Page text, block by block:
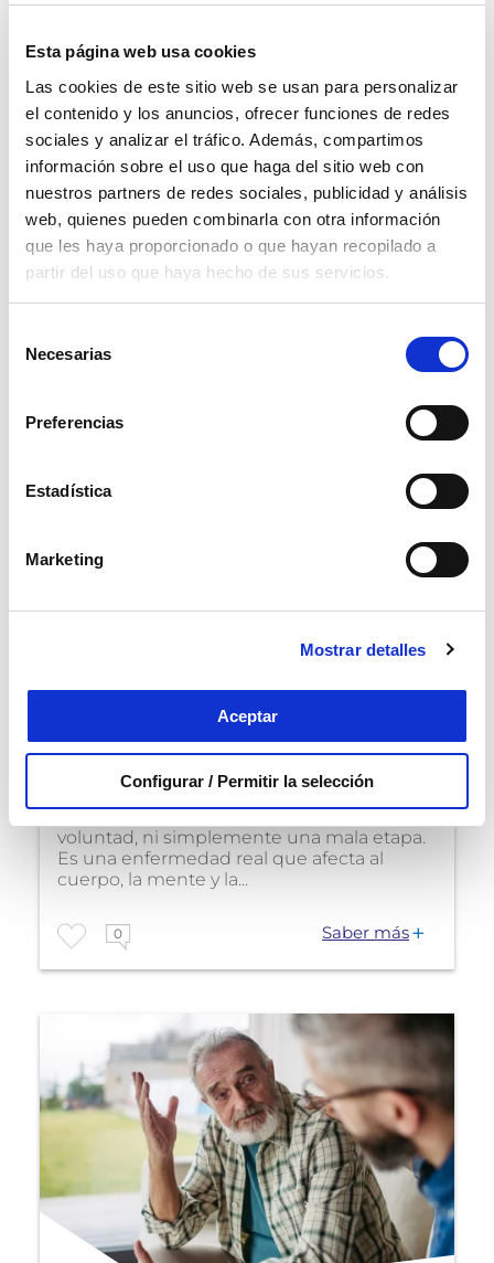
Esta página web usa cookies
Las cookies de este sitio web se usan para personalizar
el contenido y los anuncios, ofrecer funciones de redes
sociales y analizar el tráfico. Además, compartimos
información sobre el uso que haga del sitio web con
nuestros partners de redes sociales, publicidad y análisis
web, quienes pueden combinarla con otra información
que les haya proporcionado o que hayan recopilado a
partir del uso que haya hecho de sus servicios.
Necesarias
Preferencias
Estadística
Marketing
Mostrar detalles
Aceptar
Configurar / Permitir la selección
emocionales son de gran interés para nosotros y para
otros cuidadores.
Marcar como artículo favorito
ARTÍCULOS
RELACIONADOS
Burnout del cuidador
Cómo salir de una
depresión | Estrategias y
cuidados
La depresión no es tristeza, ni falta de
voluntad, ni simplemente una mala etapa.
Es una enfermedad real que afecta al
cuerpo, la mente y la...
0 Saber más